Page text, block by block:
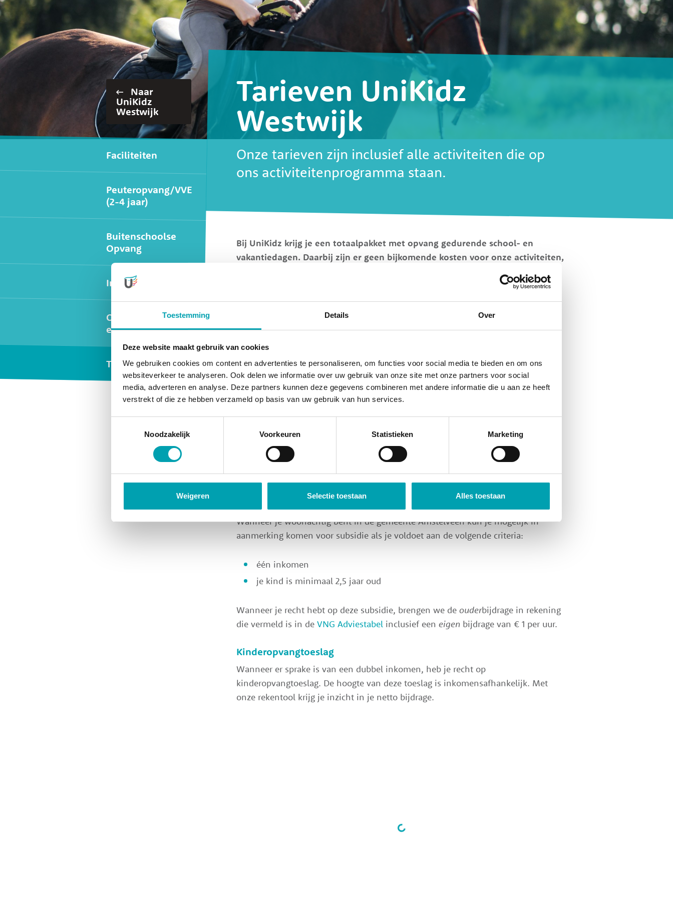
Toestemming Details Over
Deze website maakt gebruik van cookies
We gebruiken cookies om content en advertenties te personaliseren, om functies voor social media te bieden en om ons
websiteverkeer te analyseren. Ook delen we informatie over uw gebruik van onze site met onze partners voor social
media, adverteren en analyse. Deze partners kunnen deze gegevens combineren met andere informatie die u aan ze heeft
verstrekt of die ze hebben verzameld op basis van uw gebruik van hun services.
Noodzakelijk
Voorkeuren Statistieken Marketing
Weigeren Selectie toestaan Alles toestaan
Naar
UniKidz
Westwijk
Tarieven UniKidz
Westwijk
Onze tarieven zijn inclusief alle activiteiten die op
ons activiteitenprogramma staan.
Bij UniKidz krijg je een totaalpakket met opvang gedurende school- en
vakantiedagen. Daarbij zijn er geen bijkomende kosten voor onze activiteiten,
maakt bovendien bepaalde activiteiten toegankelijk voor kinderen die daar
normaal geen toegang toe zouden hebben.
De tarieven bij UniKidz Westwijk voor 2026:
Type opvang Uurtarief
Buitenschoolse opvang (52 weken)
€ 12,26
Buitenschoolse opvang (46 weken)
Kinderdagverblijf
€ 12,35
Bereken je kosten voor kinderopvang
Wat kinderopvang je kost, is afhankelijk van je persoonlijke situatie.
Wanneer je woonachtig bent in de gemeente Amstelveen kun je mogelijk in
aanmerking komen voor subsidie als je voldoet aan de volgende criteria:
één inkomen
je kind is minimaal 2,5 jaar oud
Wanneer je recht hebt op deze subsidie, brengen we de ouderbijdrage in rekening
die vermeld is in de VNG Adviestabel inclusief een eigen bijdrage van € 1 per uur.
Kinderopvangtoeslag
Wanneer er sprake is van een dubbel inkomen, heb je recht op
kinderopvangtoeslag. De hoogte van deze toeslag is inkomensafhankelijk. Met
onze rekentool krijg je inzicht in je netto bijdrage.
Secundair menu
Faciliteiten
Peuteropvang/VVE
(2-4 jaar)
Buitenschoolse
Opvang
International
Oudercommissie
en Inspectie
Tarieven
Widgets